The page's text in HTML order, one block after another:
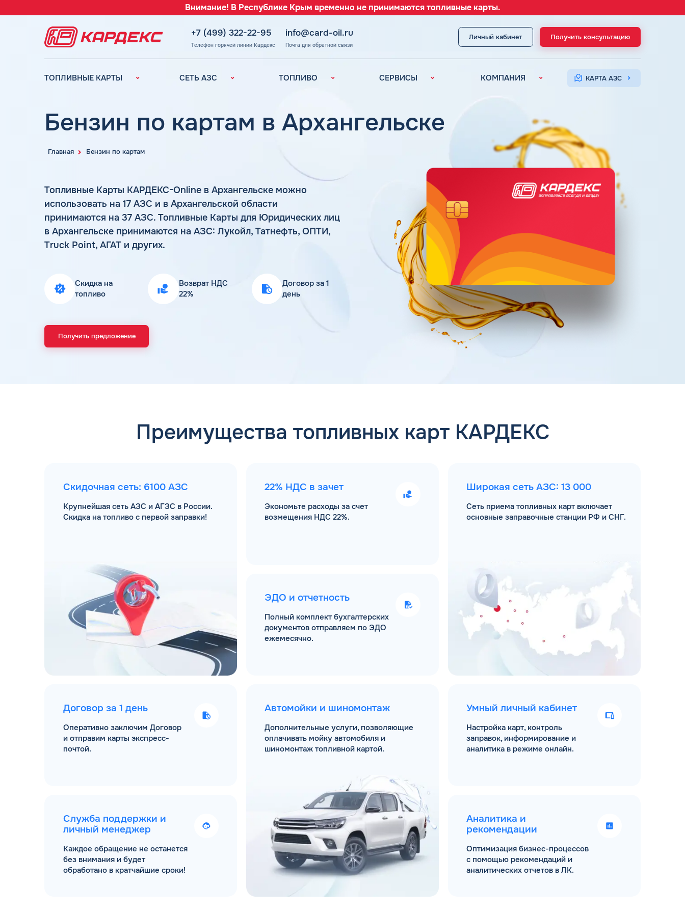
Внимание! В Республике Крым временно не принимаются топливные карты.
+7 (499) 322-22-95
Телефон горячей линии Кардекс
info@card-oil.ru
Почта для обратной связи
Личный кабинет Получить консультацию
ТОПЛИВНЫЕ КАРТЫ
Преимущества
Индивидуальный
Аdblue
Вопросы и Ответы
СЕТЬ АЗС
АЗС Газпромнефть
АЗС
Сургутнефтегаз
АЗС
Нефтьмагистраль
ТОПЛИВО
Бензин
Дизельное
Топливные бренды
Наши города
расхода топлива
Статьи
СЕРВИСЫ
Документооборот
(ЭДО)
Умный Личный
окончании баланса
Поддержка
КОМПАНИЯ КАРТА АЗС
Главная Бензин по картам
Бензин по картам в Архангельске
Топливные Карты КАРДЕКС-Online в Архангельске можно
использовать на 17 АЗС и в Архангельской области
принимаются на 37 АЗС. Топливные Карты для Юридических лиц
в Архангельске принимаются на АЗС: Лукойл, Татнефть, ОПТИ,
Truck Point, АГАТ и других.
Скидка на
топливо
Возврат НДС
22%
Договор за 1
день
Получить предложение
Преимущества топливных карт КАРДЕКС
Скидочная сеть: 6100 АЗС
Крупнейшая сеть АЗС и АГЗС в России.
Скидка на топливо с первой заправки!
Договор за 1 день
Оперативно заключим Договор
и отправим карты экспресс-
почтой.
Служба поддержки и
личный менеджер
Каждое обращение не останется
без внимания и будет
обработано в кратчайшие сроки!
22% НДС в зачет
Экономьте расходы за счет
возмещения НДС 22%.
ЭДО и отчетность
Полный комплект бухгалтерских
документов отправляем по ЭДО
ежемесячно.
Автомойки и шиномонтаж
Дополнительные услуги, позволяющие
оплачивать мойку автомобиля и
шиномонтаж топливной картой.
Широкая сеть АЗС: 13 000
Сеть приема топливных карт включает
основные заправочные станции РФ и СНГ.
Умный личный кабинет
Настройка карт, контроль
заправок, информирование и
аналитика в режиме онлайн.
Аналитика и
рекомендации
Оптимизация бизнес-процессов
с помощью рекомендаций и
аналитических отчетов в ЛК.